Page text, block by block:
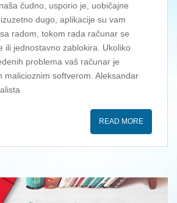
čudno, usporio je, uobičajne
dugo, aplikacije su vam
radom, tokom rada računar se
ili jednostavno zablokira. Ukoliko
problema vaš računar je
malicioznim softverom. Aleksandar
READ MORE